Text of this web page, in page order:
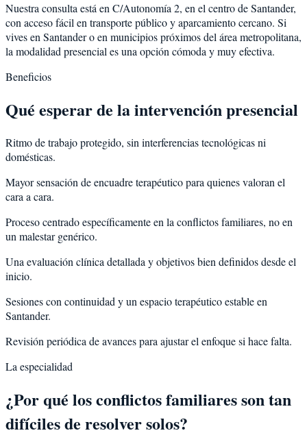
Nuestra consulta está en C/Autonomía 2, en el centro de Santander,
con acceso fácil en transporte público y aparcamiento cercano. Si
vives en Santander o en municipios próximos del área metropolitana,
la modalidad presencial es una opción cómoda y muy efectiva.
Beneficios
Qué esperar de la intervención presencial
Ritmo de trabajo protegido, sin interferencias tecnológicas ni
domésticas.
Mayor sensación de encuadre terapéutico para quienes valoran el
cara a cara.
Proceso centrado específicamente en la conflictos familiares, no en
un malestar genérico.
Una evaluación clínica detallada y objetivos bien definidos desde el
inicio.
Sesiones con continuidad y un espacio terapéutico estable en
Santander.
Revisión periódica de avances para ajustar el enfoque si hace falta.
La especialidad
¿Por qué los conflictos familiares son tan
difíciles de resolver solos?